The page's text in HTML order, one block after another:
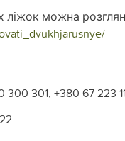
ліжок можна
300 301, +380 67 223